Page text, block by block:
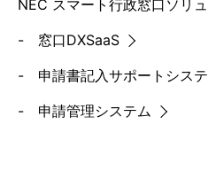
NEC スマート行政窓口ソリ
- 窓口DXSaaS
- 申請書記入サポートシス
- 申請管理システム